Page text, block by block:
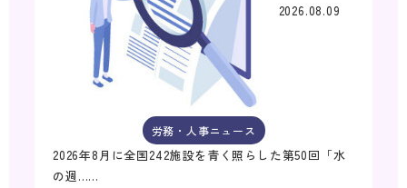
2026.08.09
労務・人事ニュース
2026年8月に全国242施設を青く照らした第50回「水
の週……